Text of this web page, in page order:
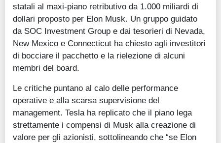
statali al maxi-piano retributivo da 1.000 miliardi di
dollari proposto per Elon Musk. Un gruppo guidato
da SOC Investment Group e dai tesorieri di Nevada,
New Mexico e Connecticut ha chiesto agli investitori
di bocciare il pacchetto e la rielezione di alcuni
membri del board.
Le critiche puntano al calo delle performance
operative e alla scarsa supervisione del
management. Tesla ha replicato che il piano lega
strettamente i compensi di Musk alla creazione di
valore per gli azionisti, sottolineando che “se Elon